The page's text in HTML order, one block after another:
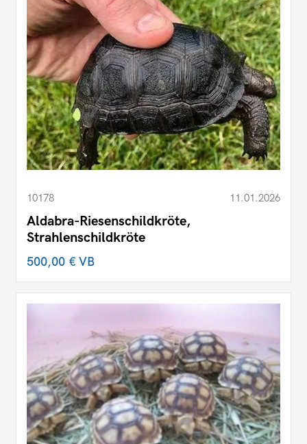
10178 11.01.2026
Aldabra-Riesenschildkröte,
Strahlenschildkröte
500,00 €VB